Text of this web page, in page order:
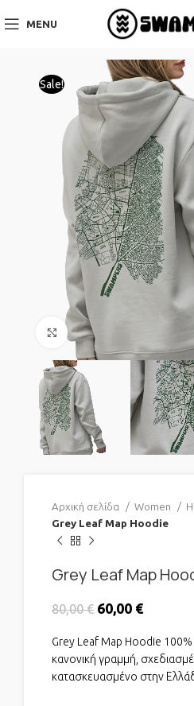
MENU
Sale!
Click to enlarge
Αρχική σελίδα Women
Grey Leaf Map Hoodie
Grey Leaf Map
80,00€ Original price
60,00 €Η
Grey Leaf Map Hoodie 100%
κανονική γραμμή,
κατασκευασμένο στην